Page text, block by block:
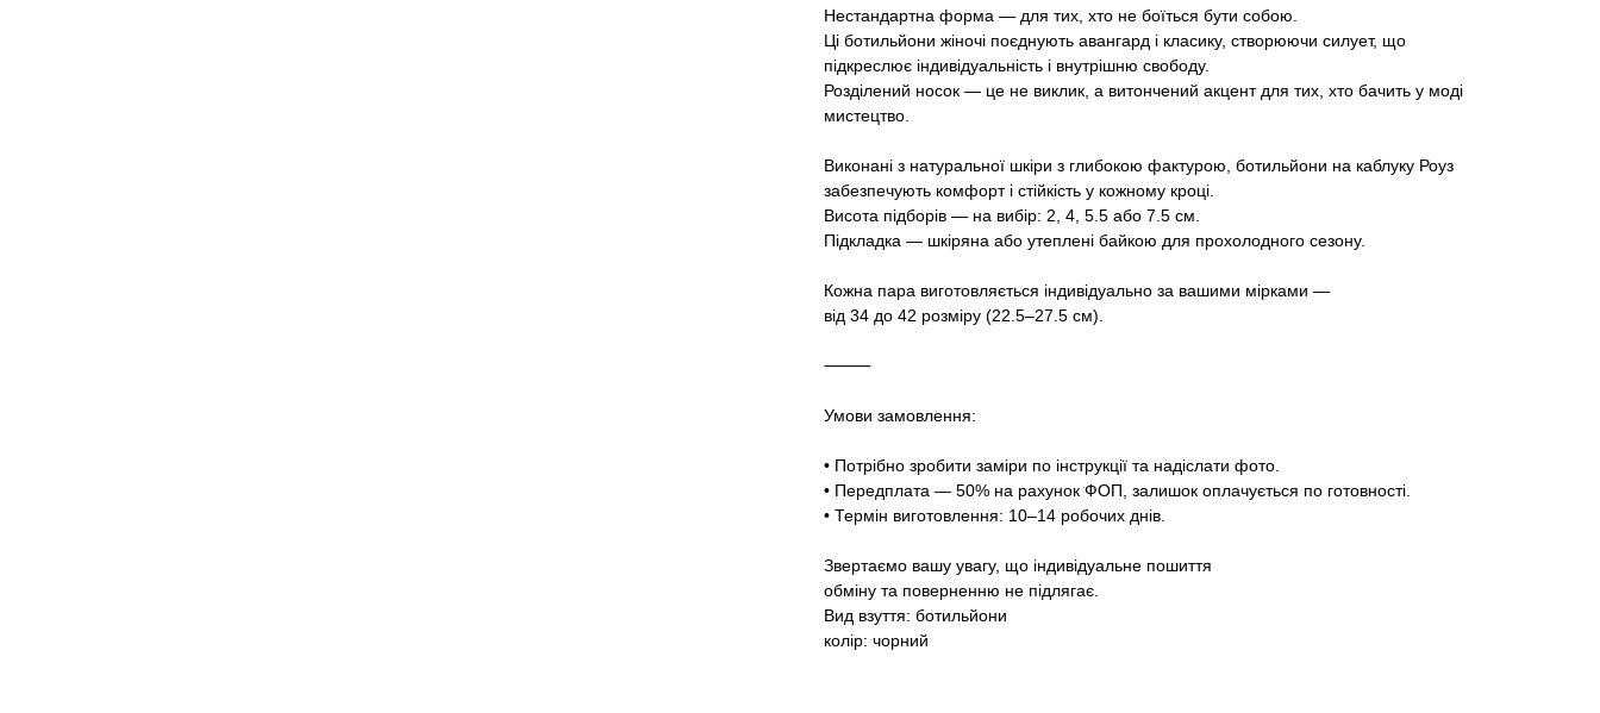
Нестандартна форма — для тих, хто не боїться бути собою.
Ці ботильйони жіночі поєднують авангард і класику, створюючи силует, що
підкреслює індивідуальність і внутрішню свободу.
Розділений носок — це не виклик, а витончений акцент для тих, хто бачить у моді
мистецтво.
Виконані з натуральної шкіри з глибокою фактурою, ботильйони на каблуку Роуз
забезпечують комфорт і стійкість у кожному кроці.
Висота підборів — на вибір: 2, 4, 5.5 або 7.5 см.
Підкладка — шкіряна або утеплені байкою для прохолодного сезону.
Кожна пара виготовляється індивідуально за вашими мірками —
від 34 до 42 розміру (22.5–27.5 см).
⸻
Умови замовлення:
• Потрібно зробити заміри по інструкції та надіслати фото.
• Передплата — 50% на рахунок ФОП, залишок оплачується по готовності.
• Термін виготовлення: 10–14 робочих днів.
Звертаємо вашу увагу, що індивідуальне пошиття
обміну та поверненню не підлягає.
Вид взуття: ботильйони
колір: чорний